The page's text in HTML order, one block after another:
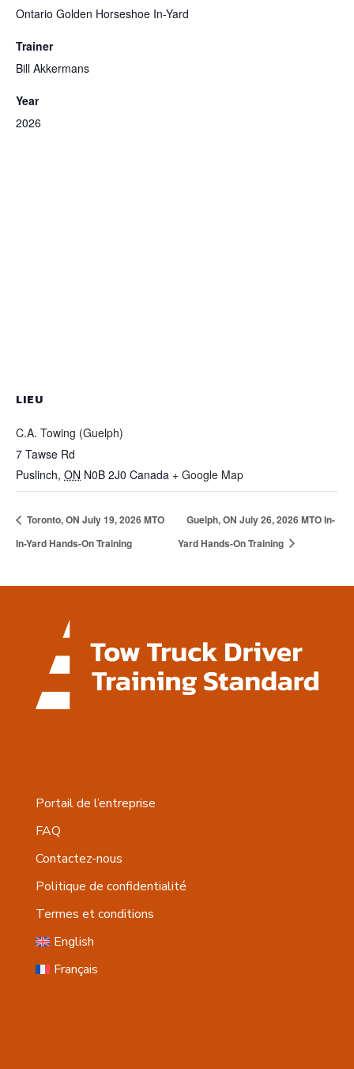
Ontario Golden Horseshoe In-Yard
Trainer
Bill Akkermans
Year
2026
LIEU
C.A. Towing (Guelph)
7 Tawse Rd
Puslinch, ON N0B 2J0 Canada + Google Map
Toronto, ON July 19, 2026 MTO
In-Yard Hands-On Training
Guelph, ON July 26, 2026 MTO In-
Yard Hands-On Training
Portail de l’entreprise
FAQ
Contactez-nous
Politique de confidentialité
Termes et conditions
English
Français